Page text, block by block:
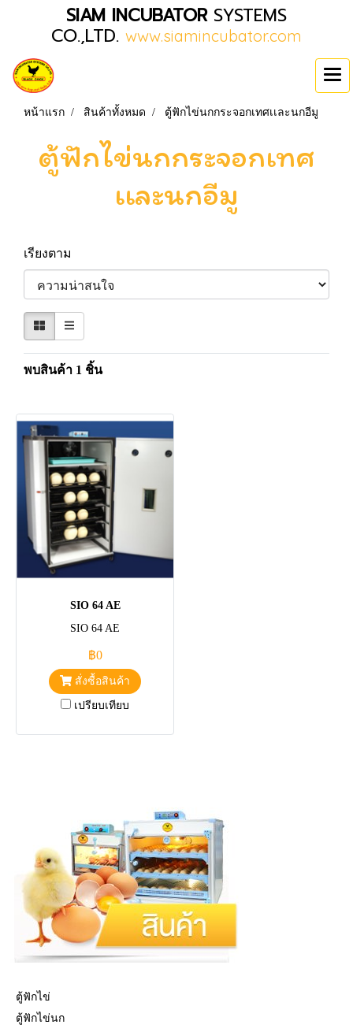
SIAM INCUBATORSYSTEMS
CO.,LTD. www.siamincubator.com
หน้าแรก สินค้าทั้งหมด ตู้ฟักไข่นกกระจอกเทศเเละนกอีมู
ตู้ฟักไข่นกกระจอกเทศ
เเละนกอีมู
เรียงตาม
พบสินค้า 1 ชิ้น
SIO 64 AE
SIO 64 AE
฿0
สั่งซื้อสินค้า
เปรียบเทียบ
ตู้ฟักไข่
ตู้ฟักไข่นก